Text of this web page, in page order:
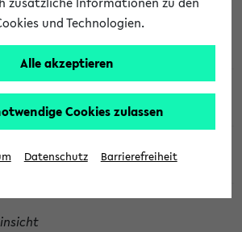
für Physik
und Technologien.
Alle akzeptieren
Cookies zulassen
Datenschutz Barrierefreiheit